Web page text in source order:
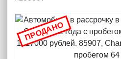
ПРОДАНО